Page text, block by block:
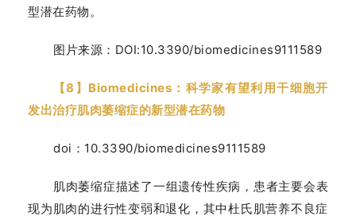
型潜在药物。
图片来源：DOI:10.3390/biomedicines9111589
【8】Biomedicines：科学家有望利用干细胞开
发出治疗肌肉萎缩症的新型潜在药物
doi：10.3390/biomedicines9111589
肌肉萎缩症描述了一组遗传性疾病，患者主要会表
现为肌肉的进行性变弱和退化，其中杜氏肌营养不良症